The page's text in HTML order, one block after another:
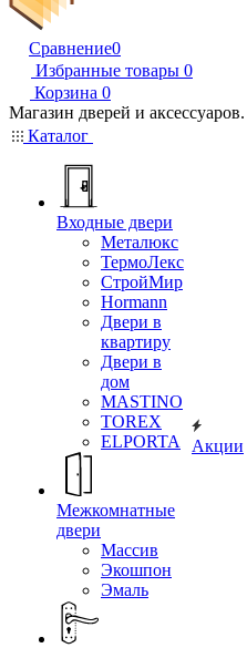
Сравнение0
Избранные товары 0
Корзина 0
Магазин дверей и аксессуаров.
Каталог
Входные двери
Металюкс
ТермоЛекс
СтройМир
Hormann
Двери в
квартиру
Двери в
дом
MASTINO
TOREX
ELPORTA
Межкомнатные
двери
Массив
Экошпон
Эмаль
Акции